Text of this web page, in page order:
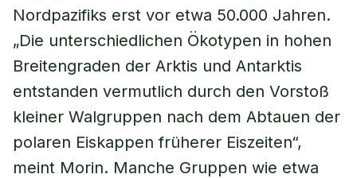
Nordpazifiks erst vor etwa 50.000 Jahren.
„Die unterschiedlichen Ökotypen in hohen
Breitengraden der Arktis und Antarktis
entstanden vermutlich durch den Vorstoß
kleiner Walgruppen nach dem Abtauen der
polaren Eiskappen früherer Eiszeiten“,
meint Morin. Manche Gruppen wie etwa